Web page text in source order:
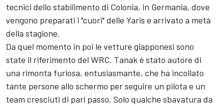
tecnici dello stabilimento di Colonia, in Germania, dove
vengono preparati i "cuori" delle Yaris e arrivato a metà
della stagione.
Da quel momento in poi le vetture giapponesi sono
state il riferimento del WRC. Tanak è stato autore di
una rimonta furiosa, entusiasmante, che ha incollato
tante persone allo schermo per seguire un pilota e un
team cresciuti di pari passo. Solo qualche sbavatura da